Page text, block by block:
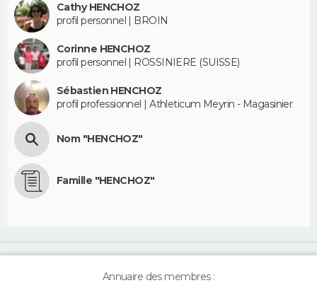
Cathy HENCHOZ
profil personnel | BROIN
Corinne HENCHOZ
profil personnel | ROSSINIERE (SUISSE)
Sébastien HENCHOZ
profil professionnel | Athleticum Meyrin - Magasinier
Nom "HENCHOZ"
Famille "HENCHOZ"
Annuaire des membres :